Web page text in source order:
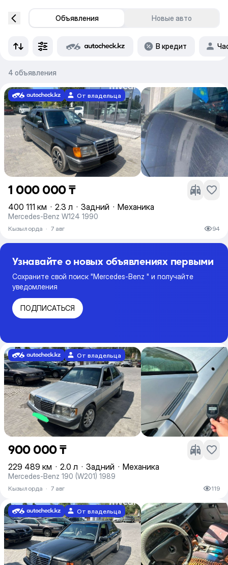
Объявления Новые авто
В кредит
4 объявления
От владельца
1 000 000 ₸
400 111 км · 2.3 л · Задний · Механика
Mercedes-Benz W124 1990
Кызылорда · 7 авг 94
Узнавайте о новых объявлениях первыми
Сохраните свой поиск "Mercedes-Benz " и получайте
уведомления
ПОДПИСАТЬСЯ
От владельца
900 000 ₸
229 489 км · 2.0 л · Задний · Механика
Mercedes-Benz 190 (W201) 1989
Кызылорда · 7 авг 119
От владельца